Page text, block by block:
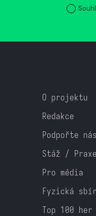
O projektu
Redakce
Podpořte nás
Stáž / Praxe
Pro média
Fyzická
Top 100 her